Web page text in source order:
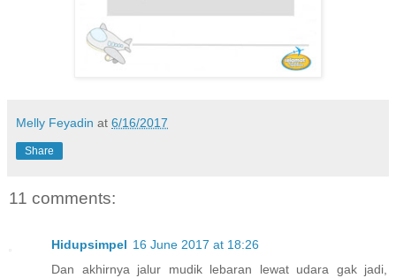
Melly Feyadin at 6/16/2017
Share
11 comments:
Hidupsimpel 16 June 2017 at 18:26
Dan akhirnya jalur mudik lebaran lewat udara gak jadi,